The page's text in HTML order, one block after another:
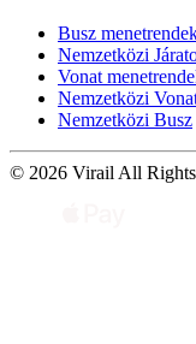
Busz
Nemzetközi
Vonat
Nemzetközi
Nemzetközi Busz
© 2026 Virail All Rights